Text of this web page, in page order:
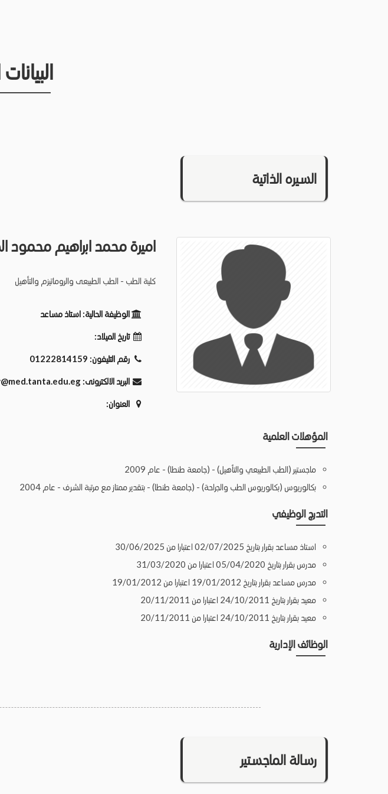
السيره الذاتية
اميرة محمد ابراهيم محمود
كلية الطب - الطب الطبيعى والروماتيزم والتأهيل
الوظيفة الحالية:استاذ مساعد
تاريخ الميلاد:
رقم التليفون: 01222814159
البريد الالكترونى:
العنوان:
المؤهلات العلمية
ماجستير (الطب الطبيعي والتأهيل) - (جامعة طنطا) - عام 2009
بكالوريوس (بكالوريوس الطب والجراحة) - (جامعة طنطا) - بتقدير ممتاز مع مرتبة الشرف - عام 2004
التدرج الوظيفي
استاذ مساعد بقرار بتاريخ 02/07/2025 اعتبارا من 30/06/2025
مدرس بقرار بتاريخ 05/04/2020 اعتبارا من 31/03/2020
مدرس مساعد بقرار بتاريخ 19/01/2012 اعتبارا من 19/01/2012
معيد بقرار بتاريخ 24/10/2011 اعتبارا من 20/11/2011
معيد بقرار بتاريخ 24/10/2011 اعتبارا من 20/11/2011
الوظائف الإدارية
رسالة الماجستير